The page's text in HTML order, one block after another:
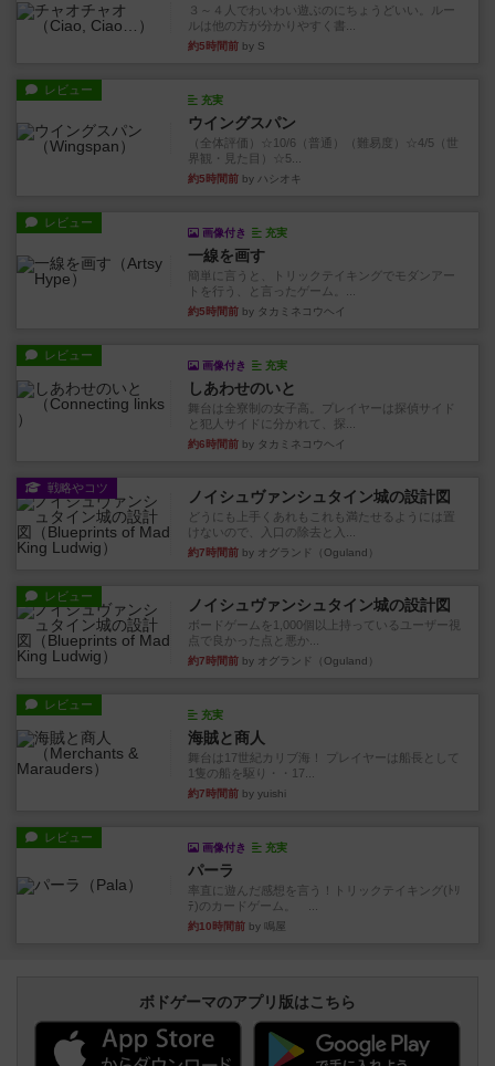
３～４人でわいわい遊ぶのにちょうどいい。ルー
ルは他の方が分かりやすく書...
約5時間前 by S
レビュー
充実
ウイングスパン
（全体評価）☆10/6（普通）（難易度）☆4/5（世
界観・見た目）☆5...
約5時間前 by ハシオキ
レビュー
画像付き 充実
一線を画す
簡単に言うと、トリックテイキングでモダンアー
トを行う、と言ったゲーム。...
約5時間前 by タカミネコウヘイ
レビュー
画像付き 充実
しあわせのいと
舞台は全寮制の女子高。プレイヤーは探偵サイド
と犯人サイドに分かれて、探...
約6時間前 by タカミネコウヘイ
戦略やコツ ノイシュヴァンシュタイン城の設計図
どうにも上手くあれもこれも満たせるようには置
けないので、入口の除去と入...
約7時間前 by オグランド（Oguland）
レビュー ノイシュヴァンシュタイン城の設計図
ボードゲームを1,000個以上持っているユーザー視
点で良かった点と悪か...
約7時間前 by オグランド（Oguland）
レビュー
充実
海賊と商人
舞台は17世紀カリブ海！ プレイヤーは船長として
1隻の船を駆り・・17...
約7時間前 by yuishi
レビュー
画像付き 充実
パーラ
率直に遊んだ感想を言う！トリックテイキング(ﾄﾘ
ﾃ)のカードゲーム。 ...
約10時間前 by 鳴屋
ボドゲーマのアプリ版はこちら